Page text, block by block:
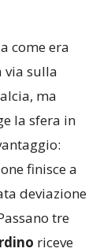
come era
via sulla
ma
la sfera in
finisce a
deviazione
tre
riceve